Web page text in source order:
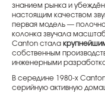
знанием рынка и
настоящим качеством
первая модель —
колонка звучала
Canton стала
собственным
инженерными
В середине 1980-х
серийную активную